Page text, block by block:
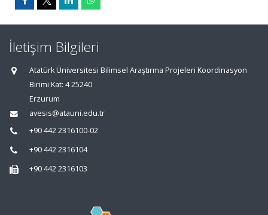
İletişim Bilgileri
Atatürk Üniversitesi Bilimsel Araştırma Projeleri Koordinasyon
Birimi Kat: 4 25240
Erzurum
avesis@atauni.edu.tr
+90 442 2316100-02
+90 442 2316104
+90 442 2316103